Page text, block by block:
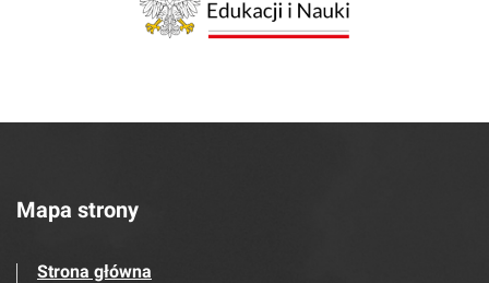
Mapa strony
Strona główna